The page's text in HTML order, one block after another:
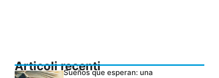
Articoli recentiSueños que esperan: una